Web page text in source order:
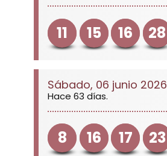
11 15 16 28
Sábado, 06 junio 2026
Hace 63 días.
8 16 17 23